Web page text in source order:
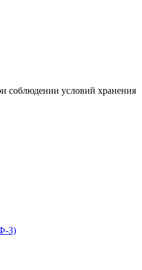
соблюдении условий хранения
3)